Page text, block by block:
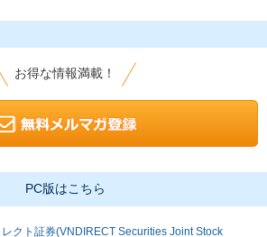
お得な情報満載！
PC版はこちら
クト証券(VNDIRECT Securities Joint Stock